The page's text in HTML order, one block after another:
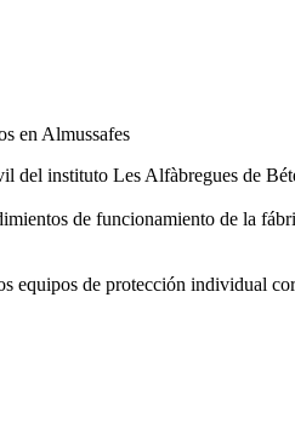
instituto Les Alfàbregues de
de funcionamiento de la
equipos de protección individual